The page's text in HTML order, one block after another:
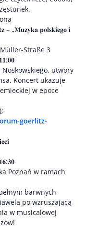
– „𝐌𝐮𝐳𝐲𝐤𝐚 𝐩𝐨𝐥𝐬𝐤𝐢𝐞𝐠𝐨 𝐢
Straße 3
utwory
Koncert ukazuje
w epoce
goerlitz-
Poznań w ramach
barwnych
po wzruszającą
w musicalowej